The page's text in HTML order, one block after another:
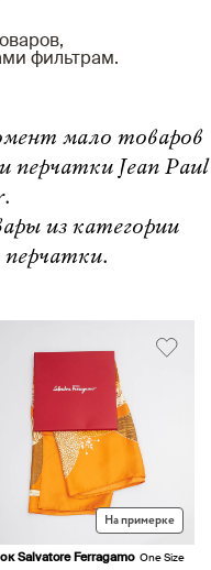
фильтрам.
мало товаров
Jean Paul
из категории
На примерке
Salvatore Ferragamo One Size